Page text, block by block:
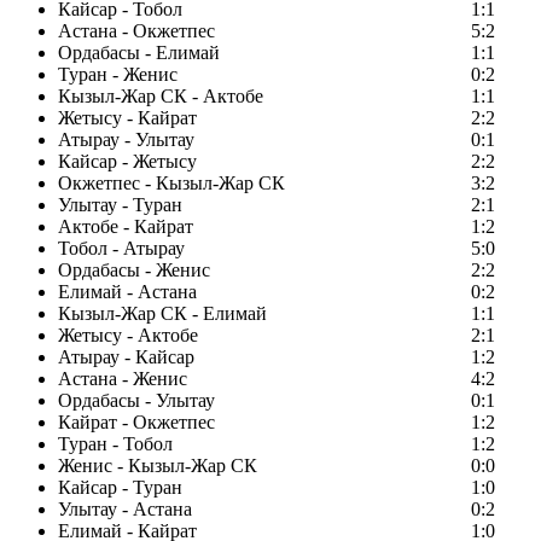
Кайсар - Тобол
1:1
Астана - Окжетпес
5:2
Ордабасы - Елимай
1:1
Туран - Женис
0:2
Кызыл-Жар СК - Актобе
1:1
Жетысу - Кайрат
2:2
Атырау - Улытау
0:1
Кайсар - Жетысу
2:2
Окжетпес - Кызыл-Жар СК
3:2
Улытау - Туран
2:1
Актобе - Кайрат
1:2
Тобол - Атырау
5:0
Ордабасы - Женис
2:2
Елимай - Астана
0:2
Кызыл-Жар СК - Елимай
1:1
Жетысу - Актобе
2:1
Атырау - Кайсар
1:2
Астана - Женис
4:2
Ордабасы - Улытау
0:1
Кайрат - Окжетпес
1:2
Туран - Тобол
1:2
Женис - Кызыл-Жар СК
0:0
Кайсар - Туран
1:0
Улытау - Астана
0:2
Елимай - Кайрат
1:0